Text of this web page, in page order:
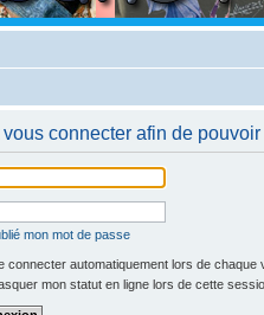
connecter afin de
mon mot de passe
connecter automatiquement lors de chaque
mon statut en ligne lors de cette